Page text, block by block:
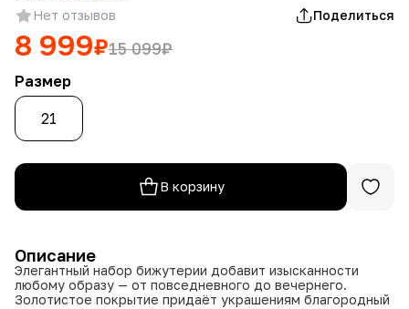
Нет отзывов
Поделиться
8 999₽15 099₽
Размер
21
В корзину
Описание
Элегантный набор бижутерии добавит изысканности
любому образу — от повседневного до вечернего.
Золотистое покрытие придаёт украшениям благородный